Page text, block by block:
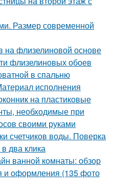
Размер современной
на флизелиновой основе
флизелиновых обоев
в спальню
исполнения
на пластиковые
необходимые при
своими руками
счетчиков воды. Поверка
два клика
ванной комнаты: обзор
и оформления (135 фото